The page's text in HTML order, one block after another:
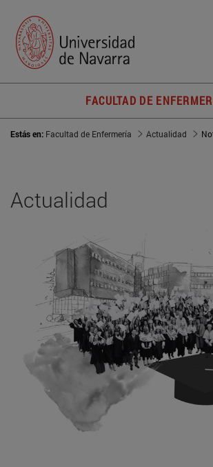
FACULTAD DE
Estás en: Facultad de Enfermería Actualidad
Actualidad